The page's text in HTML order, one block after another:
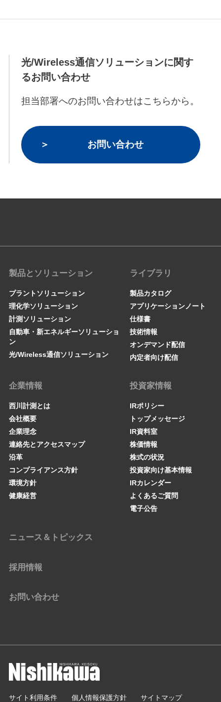
光/Wireless通信ソリューションに関す
るお問い合わせ
担当部署へのお問い合わせはこちらから。
お問い合わせ
製品とソリューション
プラントソリューション
理化学ソリューション
計測ソリューション
自動車・新エネルギーソリューショ
ン
光/Wireless通信ソリューション
ライブラリ
製品カタログ
アプリケーションノート
仕様書
技術情報
オンデマンド配信
内定者向け配信
企業情報
西川計測とは
会社概要
企業理念
連絡先とアクセスマップ
沿革
コンプライアンス方針
環境方針
健康経営
投資家情報
IRポリシー
トップメッセージ
IR資料室
株価情報
株式の状況
投資家向け基本情報
IRカレンダー
よくあるご質問
電子公告
ニュース＆トピックス
採用情報
お問い合わせ
サイト利用条件 個人情報保護方針 サイトマップ